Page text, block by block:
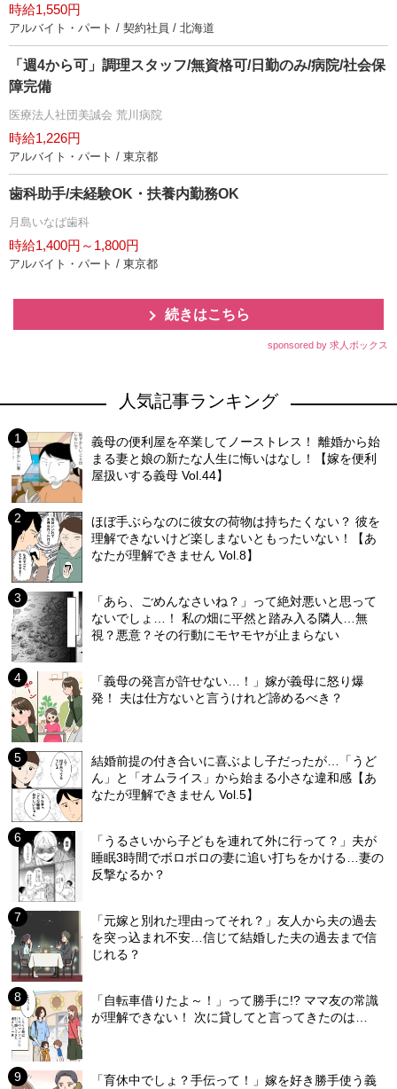
時給1,550円
アルバイト・パート / 契約社員 / 北海道
「週4から可」調理スタッフ/無資格可/日勤のみ/病院/社会保
障完備
医療法人社団美誠会 荒川病院
時給1,226円
アルバイト・パート / 東京都
歯科助手/未経験OK・扶養内勤務OK
月島いなば歯科
時給1,400円～1,800円
アルバイト・パート / 東京都
続きはこちら
sponsored by 求人ボックス
人気記事ランキング
義母の便利屋を卒業してノーストレス！ 離婚から始
まる妻と娘の新たな人生に悔いはなし！【嫁を便利
屋扱いする義母 Vol.44】
ほぼ手ぶらなのに彼女の荷物は持ちたくない？ 彼を
理解できないけど楽しまないともったいない！【あ
なたが理解できません Vol.8】
「あら、ごめんなさいね？」って絶対悪いと思って
ないでしょ…！ 私の畑に平然と踏み入る隣人…無
視？悪意？その行動にモヤモヤが止まらない
「義母の発言が許せない…！」嫁が義母に怒り爆
発！ 夫は仕方ないと言うけれど諦めるべき？
結婚前提の付き合いに喜ぶよし子だったが…「うど
ん」と「オムライス」から始まる小さな違和感【あ
なたが理解できません Vol.5】
「うるさいから子どもを連れて外に行って？」夫が
睡眠3時間でボロボロの妻に追い打ちをかける…妻の
反撃なるか？
「元嫁と別れた理由ってそれ？」友人から夫の過去
を突っ込まれ不安…信じて結婚した夫の過去まで信
じれる？
「自転車借りたよ～！」って勝手に!? ママ友の常識
が理解できない！ 次に貸してと言ってきたのは…
「育休中でしょ？手伝って！」嫁を好き勝手使う義